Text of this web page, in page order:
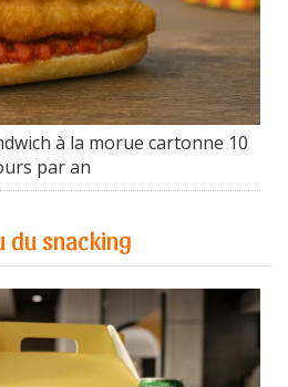
à la morue cartonne 10
par an
du snacking